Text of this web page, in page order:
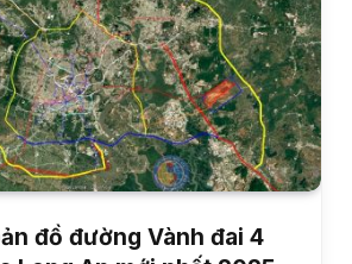
đồ đường Vành đai 4